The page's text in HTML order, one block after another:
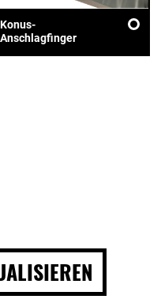
Konus-
Anschlagfinger